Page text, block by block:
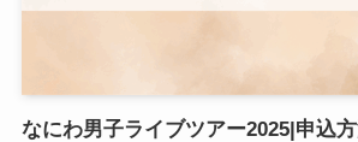
なにわ男子ライブツアー2025|申込